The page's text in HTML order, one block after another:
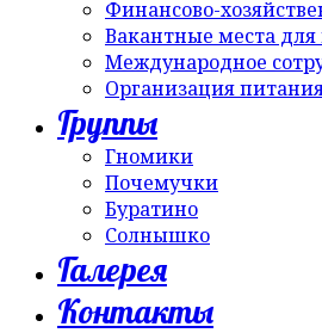
Финансово-
Вакантные места
Международное
Организация
Группы
Гномики
Почемучки
Буратино
Солнышко
Галерея
Контакты